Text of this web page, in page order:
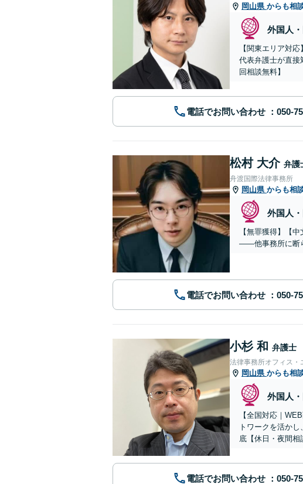
岡山県 からも相
外国人
【関東エリア対
代表弁護士が直接
回相談無料】
電話でお問い合わせ
松村 大介 弁護
舟渡国際法律事務所
岡山県 からも相
外国人
【無罪獲得】【
——他事務所に断
電話でお問い合わせ
小杉 和 弁護士
法律事務所オフィス・
岡山県 からも相
外国人
【全国対応｜
トワークを活か
底【休日・夜間相
電話でお問い合わせ